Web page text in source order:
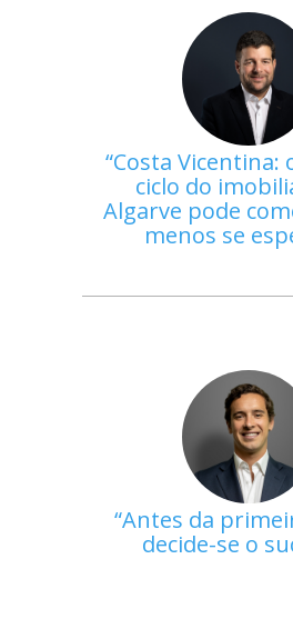
Costa Vicentina:
ciclo do
Algarve pode
menos se
Antes da
decide-se o